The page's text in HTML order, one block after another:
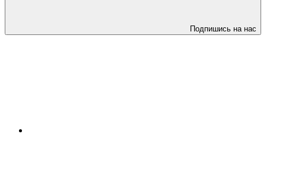
Подпишись на нас